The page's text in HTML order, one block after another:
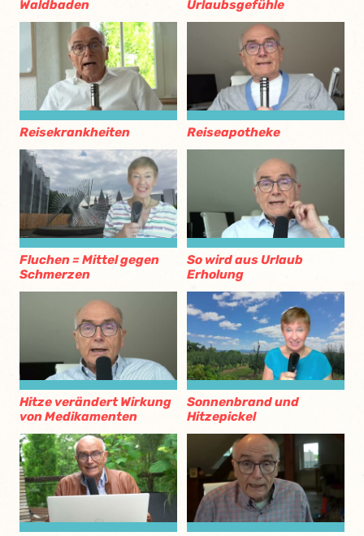
Waldbaden Urlaubsgefühle
Reisekrankheiten Reiseapotheke
Fluchen = Mittel gegen
Schmerzen
So wird aus Urlaub
Erholung
Hitze verändert Wirkung
von Medikamenten
Sonnenbrand und
Hitzepickel